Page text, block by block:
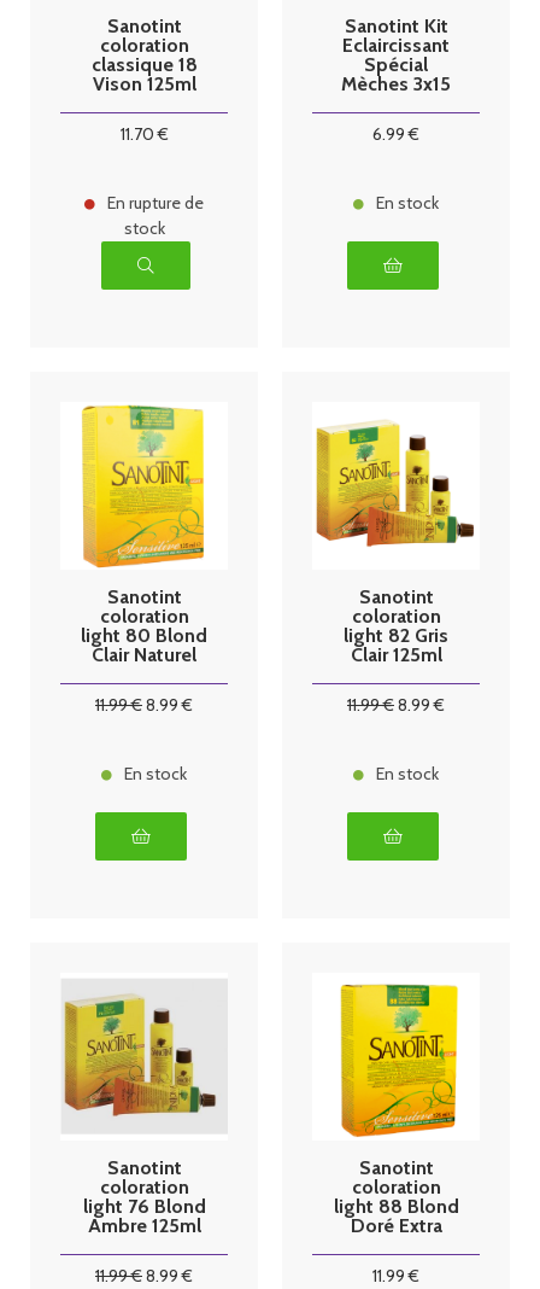
Sanotint
coloration
classique 18
Vison 125ml
11.70€
En rupture de
stock
Sanotint Kit
Eclaircissant
Spécial
Mèches 3x15
6.99 €
En stock
Sanotint
coloration
light 80 Blond
Clair Naturel
11.99€8.99 €
En stock
Sanotint
coloration
light 82 Gris
Clair 125ml
11.99€8.99 €
En stock
Sanotint
coloration
light 76 Blond
Ambre 125ml
11.99€8.99 €
Sanotint
coloration
light 88 Blond
Doré Extra
11.99 €